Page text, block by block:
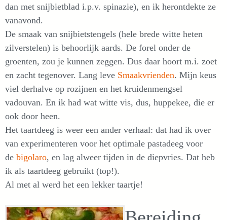
dan met snijbietblad i.p.v. spinazie), en ik herontdekte ze
vanavond.
De smaak van snijbietstengels (hele brede witte heten
zilverstelen) is behoorlijk aards. De forel onder de
groenten, zou je kunnen zeggen. Dus daar hoort m.i. zoet
en zacht tegenover. Lang leve Smaakvrienden. Mijn keus
viel derhalve op rozijnen en het kruidenmengsel
vadouvan. En ik had wat witte vis, dus, huppekee, die er
ook door heen.
Het taartdeeg is weer een ander verhaal: dat had ik over
van experimenteren voor het optimale pastadeeg voor
de bigolaro, en lag alweer tijden in de diepvries. Dat heb
ik als taartdeeg gebruikt (top!).
Al met al werd het een lekker taartje!